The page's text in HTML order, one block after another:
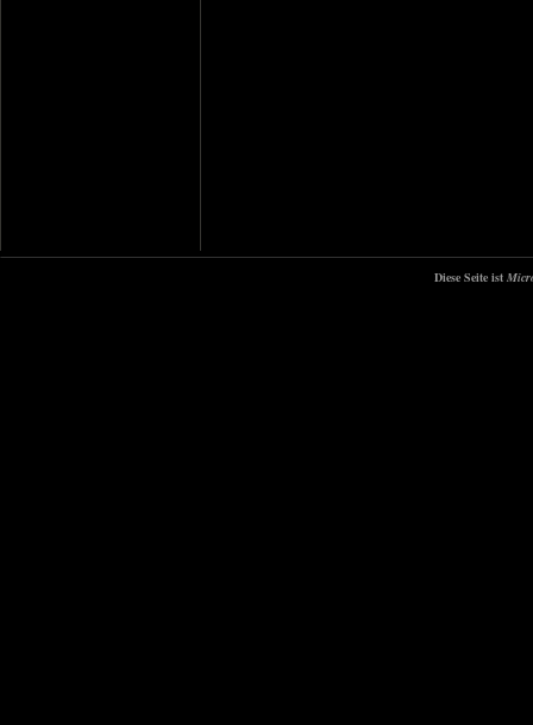
Diese Seite ist